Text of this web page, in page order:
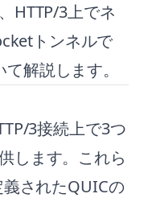
HTTP/3上でネ
トンネルで
解説します。
3接続上で3つ
します。これら
義されたQUICの